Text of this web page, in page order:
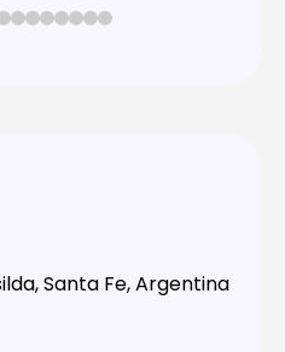
Santa Fe, Argentina